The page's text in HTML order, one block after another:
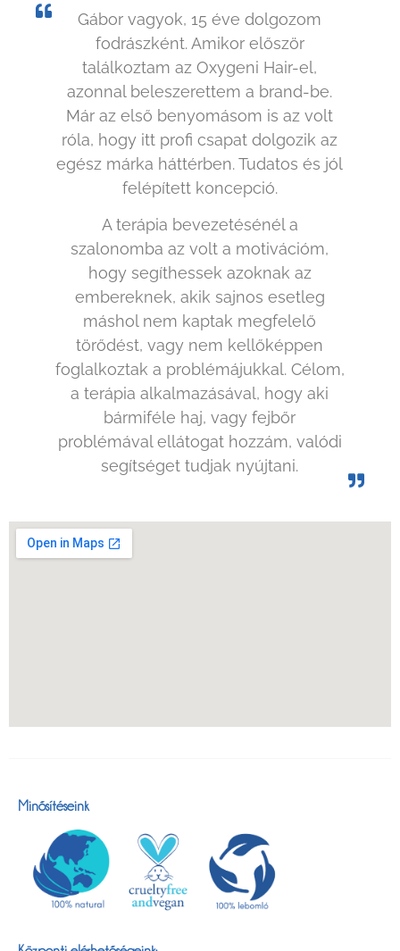
Gábor vagyok, 15 éve dolgozom
fodrászként. Amikor először
találkoztam az Oxygeni Hair-el,
azonnal beleszerettem a brand-be.
Már az első benyomásom is az volt
róla, hogy itt profi csapat dolgozik az
egész márka háttérben. Tudatos és jól
felépített koncepció.
A terápia bevezetésénél a
szalonomba az volt a motivációm,
hogy segíthessek azoknak az
embereknek, akik sajnos esetleg
máshol nem kaptak megfelelő
törődést, vagy nem kellőképpen
foglalkoztak a problémájukkal. Célom,
a terápia alkalmazásával, hogy aki
bármiféle haj, vagy fejbőr
problémával ellátogat hozzám, valódi
segítséget tudjak nyújtani.
Minősítéseink